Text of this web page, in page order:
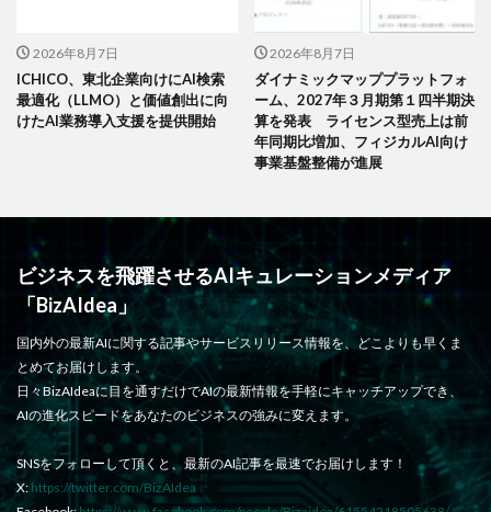
2026年8月7日
ICHICO、東北企業向けにAI検索
最適化（LLMO）と価値創出に向
けたAI業務導入支援を提供開始
2026年8月7日
ダイナミックマッププラットフォ
ーム、2027年３月期第１四半期決
算を発表 ライセンス型売上は前
年同期比増加、フィジカルAI向け
事業基盤整備が進展
ビジネスを飛躍させるAIキュレーションメディア
「BizAIdea」
国内外の最新AIに関する記事やサービスリリース情報を、どこよりも早くま
とめてお届けします。
日々BizAIdeaに目を通すだけでAIの最新情報を手軽にキャッチアップでき、
AIの進化スピードをあなたのビジネスの強みに変えます。
SNSをフォローして頂くと、最新のAI記事を最速でお届けします！
X: https://twitter.com/BizAIdea